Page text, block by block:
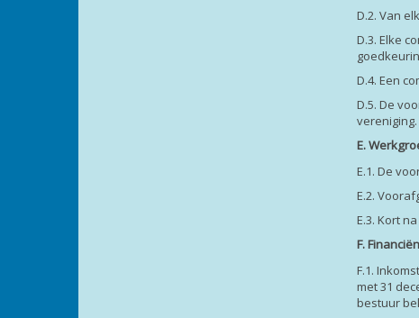
D.2. Van
D.3. Elke
D.4. Een
D.5. De
vereniging.
E.
E.1. De
E.2.
E.3. Kort
F. Financiën
F.1.
met 31
bestuur